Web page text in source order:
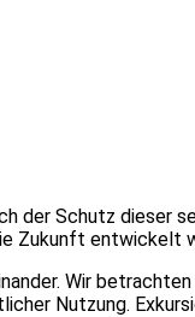
der Schutz dieser
Zukunft entwickelt
Wir
Nutzung.